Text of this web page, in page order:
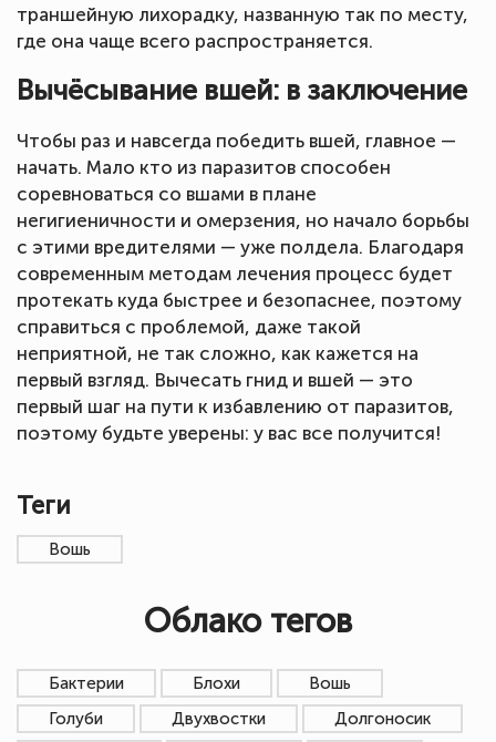
траншейную лихорадку, названную так по месту,
где она чаще всего распространяется.
Вычёсывание вшей: в заключение
Чтобы раз и навсегда победить вшей, главное —
начать. Мало кто из паразитов способен
соревноваться со вшами в плане
негигиеничности и омерзения, но начало борьбы
с этими вредителями — уже полдела. Благодаря
современным методам лечения процесс будет
протекать куда быстрее и безопаснее, поэтому
справиться с проблемой, даже такой
неприятной, не так сложно, как кажется на
первый взгляд. Вычесать гнид и вшей — это
первый шаг на пути к избавлению от паразитов,
поэтому будьте уверены: у вас все получится!
Теги
Вошь
Облако тегов
Бактерии Блохи
Вошь
Голуби
Двухвостки
Долгоносик